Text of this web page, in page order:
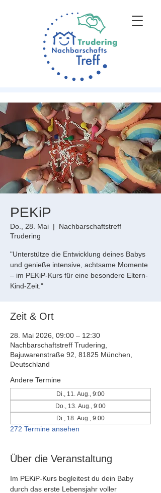
PEKiP
Do., 28. Mai
  |
Nachbarschaftstreff
Trudering
"Unterstütze die Entwicklung deines Babys
und genieße intensive, achtsame Momente
– im PEKiP-Kurs für eine besondere Eltern-
Kind-Zeit."
Zeit & Ort
28. Mai 2026, 09:00 – 12:30
Nachbarschaftstreff Trudering,
Bajuwarenstraße 92, 81825 München,
Deutschland
Andere Termine
Di., 11. Aug., 9:00
Do., 13. Aug., 9:00
Di., 18. Aug., 9:00
272 Termine ansehen
Über die Veranstaltung
Im PEKiP-Kurs begleitest du dein Baby
durch das erste Lebensjahr voller